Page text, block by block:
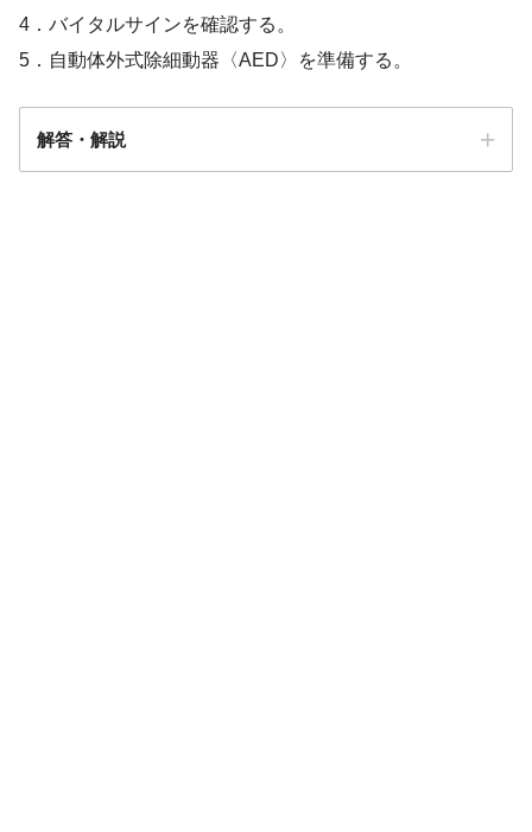
4．バイタルサインを確認する。
5．自動体外式除細動器〈AED〉を準備する。
解答・解説